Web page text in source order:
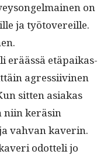
on
ja työtovereille.
eräässä etä­paikas­
agres­si­ivi­nen
sit­ten asi­akas
niin keräsin
vah­van kaverin.
odot­teli jo